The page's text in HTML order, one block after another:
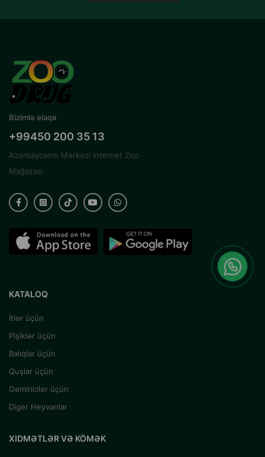
Bizimlə əlaqə
+99450 200 35 13
Azərbaycanın Mərkəzi İnternet Zoo
Mağazası
KATALOQ
İtlər üçün
Pişiklər üçün
Balıqlar üçün
Quşlar üçün
Gəmiricilər üçün
Digər Heyvanlar
XIDMƏTLƏR VƏ KÖMƏK